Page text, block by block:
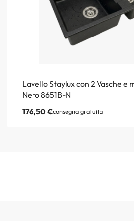
Lavello Staylux con 2 Vasche e
Nero 8651B-N
176,50€consegna gratuita